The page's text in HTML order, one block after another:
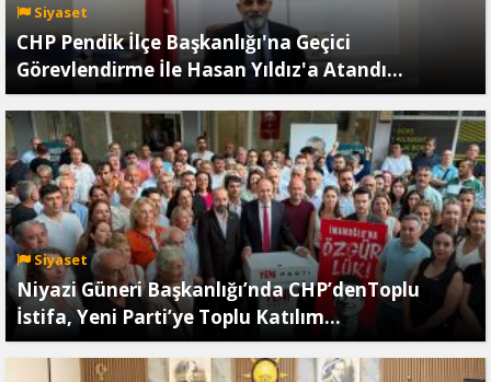
Siyaset
CHP Pendik İlçe Başkanlığı'na Geçici
Görevlendirme İle Hasan Yıldız'a Atandı...
Siyaset
Niyazi Güneri Başkanlığı’nda CHP’denToplu
İstifa, Yeni Parti’ye Toplu Katılım…